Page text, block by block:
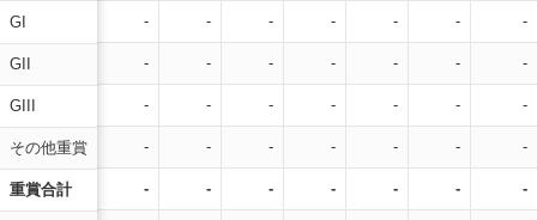
GI
GII
GIII
その他重賞
重賞合計
- - - - - - -
- - - - - - -
- - - - - - -
- - - - - - -
- - - - - - -